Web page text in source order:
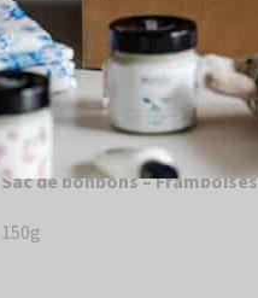
Sans parfums ni colorants.
Ingrédients:huile de Cocos
d’arôme bio à la framboise,
Sac de bonbons –
150g